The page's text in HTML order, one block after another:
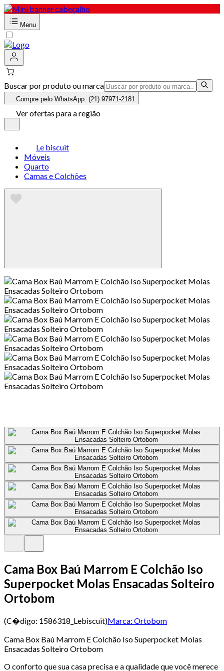
Menu
Buscar por produto ou marca
Compre pelo WhatsApp: (21) 97971-2181
Ver ofertas para a região
Le biscuit
Móveis
Quarto
Camas e Colchões
Cama Box Baú Marrom E Colchão Iso
Superpocket Molas Ensacadas Solteiro
Ortobom
(C�digo: 1586318_Lebiscuit)Marca: Ortobom
Cama Box Baú Marrom E Colchão Iso Superpocket Molas
Ensacadas Solteiro Ortobom
O conforto que sua casa precisa e a qualidade que você merece